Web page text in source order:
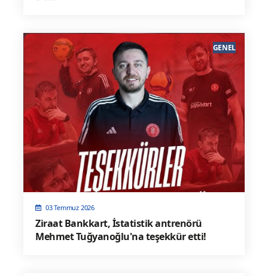
03 Temmuz 2026
Ziraat Bankkart, İstatistik antrenörü
Mehmet Tuğyanoğlu'na teşekkür etti!
GENEL